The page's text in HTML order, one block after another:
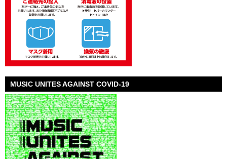
MUSIC UNITES AGAINST COVID-19